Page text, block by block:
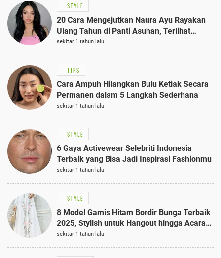
STYLE
20 Cara Mengejutkan Naura Ayu Rayakan
Ulang Tahun di Panti Asuhan, Terlihat
Anggun dengan Kaftan Cokelat
sekitar 1 tahun lalu
TIPS
Cara Ampuh Hilangkan Bulu Ketiak Secara
Permanen dalam 5 Langkah Sederhana
sekitar 1 tahun lalu
STYLE
6 Gaya Activewear Selebriti Indonesia
Terbaik yang Bisa Jadi Inspirasi Fashionmu
sekitar 1 tahun lalu
STYLE
8 Model Gamis Hitam Bordir Bunga Terbaik
2025, Stylish untuk Hangout hingga Acara
Semi-Formal
sekitar 1 tahun lalu